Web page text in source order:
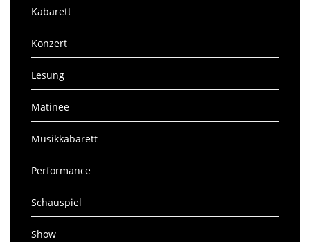
Kabarett
Konzert
Lesung
Matinee
Musikkabarett
Performance
Schauspiel
Show